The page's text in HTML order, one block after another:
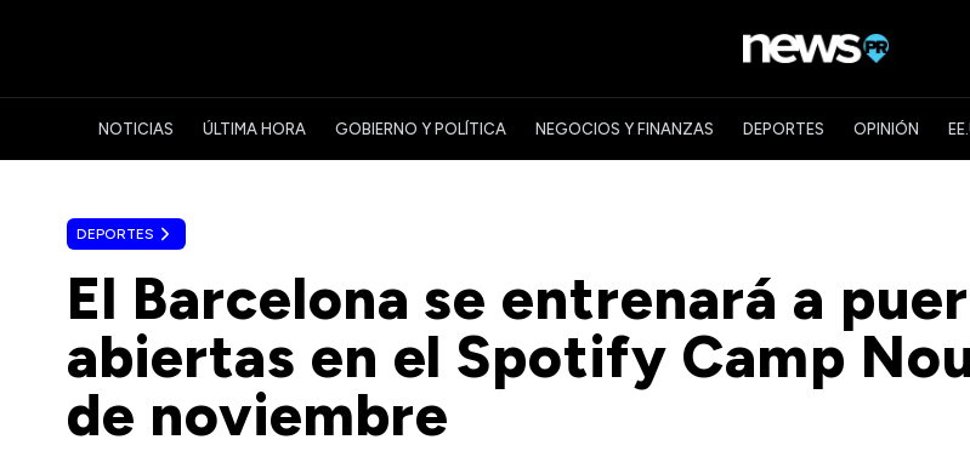
NOTICIAS ÚLTIMA HORA GOBIERNO Y POLÍTICA NEGOCIOS Y FINANZAS DEPORTES OPINIÓN
DEPORTES
El Barcelona se entrenará a
abiertas en el Spotify Camp
de noviembre